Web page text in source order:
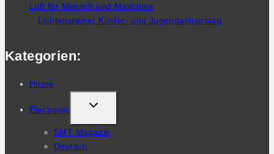
Luft für Mensch und Maschine
Lichtensteiner Kinder- und Jugendaktionstag
Kategorien:
Home
Electronic
TOGGLE
CHILD
MENU
SMT Magazin
Deutsch